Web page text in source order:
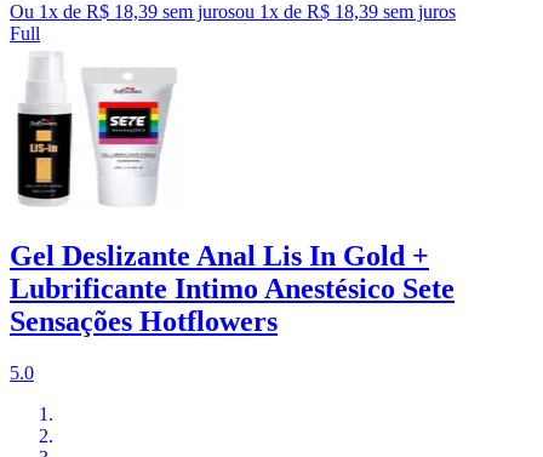
Ou 1x de R$ 18,39 sem jurosou 1x de R$ 18,39 sem juros
Full
Gel Deslizante Anal Lis In Gold +
Lubrificante Intimo Anestésico Sete
Sensações Hotflowers
5.0